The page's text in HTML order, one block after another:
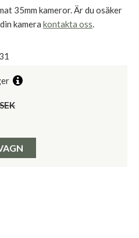
35mm kameror. Är du osäker
kamera kontakta oss.
Pris: